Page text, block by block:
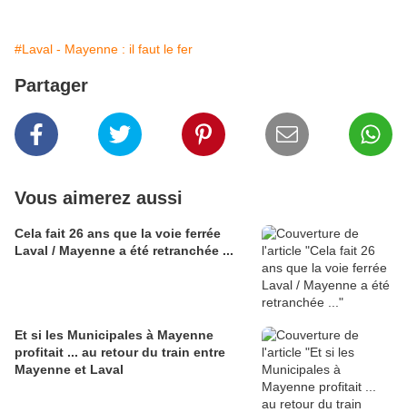
#Laval - Mayenne : il faut le fer
Partager
Vous aimerez aussi
Cela fait 26 ans que la voie ferrée
Laval / Mayenne a été retranchée ...
Et si les Municipales à Mayenne
profitait ... au retour du train entre
Mayenne et Laval